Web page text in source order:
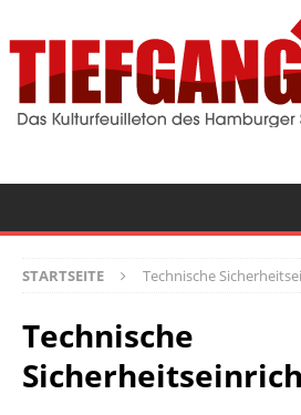
STARTSEITE Technische
Technische